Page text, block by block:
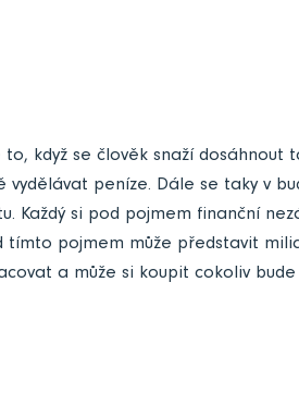
když se člověk snaží dosáhnout
peníze. Dále se taky v
Každý si pod pojmem finanční
tímto pojmem může představit
a může si koupit cokoliv